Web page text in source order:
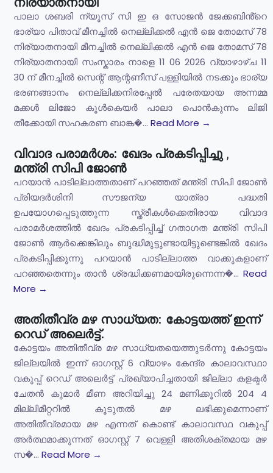
പാലാ ശബരി ന്യൂസ് സി ഇ ഒ സോജൻ ജേക്കബിൻ്റെ
ഭാര്യാ പിതാവ് മീനച്ചിൽ നെല്ലിക്കൽ എൻ ജെ തോമസ് 78
നിര്യാതനായി മീനച്ചിൽ നെല്ലിക്കൽ എൻ ജെ തോമസ് 78
നിര്യാതനായി സംസ്കാരം നാളെ 11 06 2026 വ്യാഴാഴ്ച 11
30 ന് മീനച്ചിൽ സെന്റ് ആന്റണീസ് പള്ളിയിൽ നടക്കും ഭാര്യ
ഭരണങ്ങാനം നെല്ലിക്കനിരപ്പേൽ പരേതയായ അന്നമ്മ
മക്കൾ ലിജോ കൂൾകെയർ പാലാ പൊൻകുന്നം ലിജി
തീക്കോയി സഹകരണ ബാങ്ക�... Read More →
വിവാദ പരാമർശം: ഖേദം പ്രകടിപ്പിച്ചു ,
മന്ത്രി സിപി ജോൺ
പറയാൻ പാടില്ലാത്തതാണ് പറഞ്ഞത് മന്ത്രി സിപി ജോൺ
പ്രിയദർശിനി സൗജന്യ യാത്രാ പദ്ധതി
ഉപയോഗപ്പെടുത്തുന്ന സ്ത്രീകൾക്കെതിരായ വിവാദ
പരാമർശത്തിൽ ഖേദം പ്രകടിപ്പിച്ച് ഗതാഗത മന്ത്രി സിപി
ജോൺ ആർക്കെങ്കിലും ബുദ്ധിമുട്ടുണ്ടായിട്ടുണ്ടെങ്കിൽ ഖേദം
പ്രകടിപ്പിക്കുന്നു പറയാൻ പാടില്ലാത്ത വാക്കുകളാണ്
പറഞ്ഞതെന്നും താൻ ശ്രദ്ധിക്കണമായിരുന്നെന്ന�... Read
More →
അതിതീവ്ര മഴ സാധ്യത: കോട്ടയത്ത് ഇന്ന്
റെഡ് അലെർട്ട്.
കോട്ടയം അതിതീവ്ര മഴ സാധ്യതയെത്തുടർന്നു കോട്ടയം
ജില്ലയിൽ ഇന്ന് ഓഗസ്റ്റ് 6 വ്യാഴം കേന്ദ്ര കാലാവസ്ഥാ
വകുപ്പ് റെഡ് അലെർട്ട് പ്രഖ്യാപിച്ചതായി ജില്ലാ കളക്ടർ
ചേതൻ കുമാർ മീണ അറിയിച്ചു 24 മണിക്കൂറിൽ 204 4
മില്ലിമീറ്ററിൽ കൂടുതൽ മഴ ലഭിക്കുമെന്നാണ്
അതിതീവ്രമായ മഴ എന്നത് കൊണ്ട് കാലാവസ്ഥ വകുപ്പ്
അർത്ഥമാക്കുന്നത് ഓഗസ്റ്റ് 7 വെള്ളി അതിശക്തമായ മഴ
സ�... Read More →